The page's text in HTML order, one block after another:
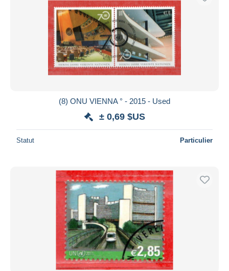
(8) ONU VIENNA ° - 2015 - Used
± 0,69 $US
Statut Particulier